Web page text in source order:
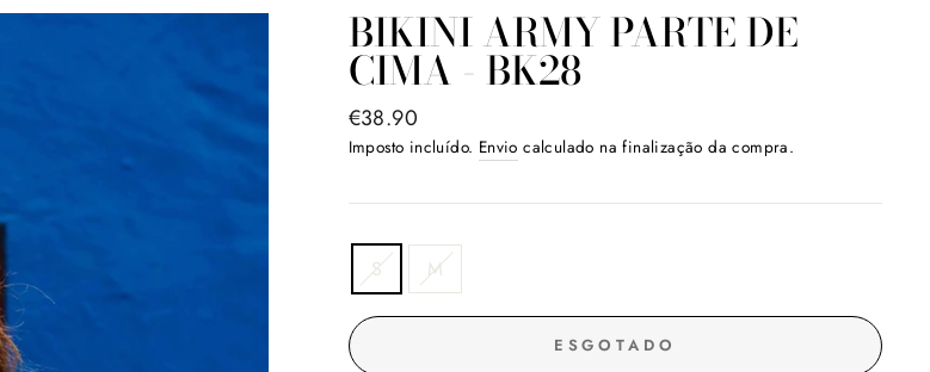
BIKINI ARMY PARTE DE
CIMA - BK28
Preço
normal
€38.90
Imposto incluído. Envio calculado na finalização da compra.
SIZE
S M
ESGOTADO